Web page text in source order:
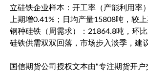
立硅铁企业样本：开工率（产能利用率
上期增0.41%；日均产量15808吨，较
钢种硅铁（周需求）：21864.8吨，环比
硅铁供需双双回落，市场步入淡季，建
国信期货公司授权文本由“专注期货开